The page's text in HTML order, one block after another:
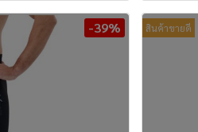
-39% สินค้าขายดี